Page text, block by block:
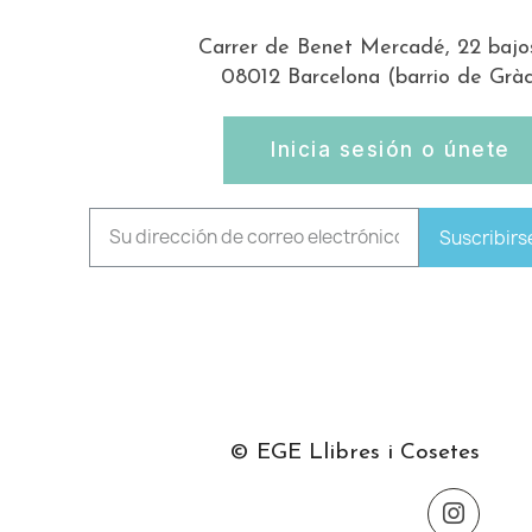
Carrer de Benet Mercadé, 22
08012 Barcelona (barrio de
Inicia sesión o únete
© EGE Llibres i Cosetes